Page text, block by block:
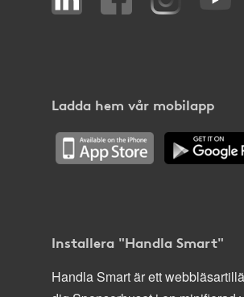
Ladda hem vår mobilapp
Installera "Handla Smart"
Handla Smart är ett